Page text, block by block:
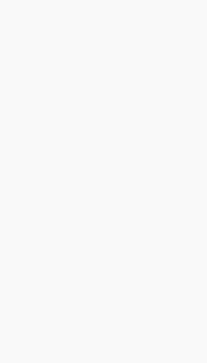
獲獎，我們深感欣
供優質的住屋及維
的態度用心服務市
協超過二十年，負
屋計劃的申請及編
專業誠懇的態度耐
了解他們的需要，
在處理每宗申請時
公平運用。
服務主任陳詠誼，
售房屋項目翠嶺峰
外，作為房協與業
查詢，更積極協調